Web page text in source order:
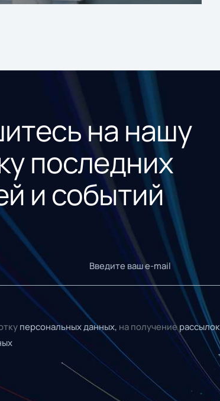
на нашу
последних
и событий
персональных данных, на получениерассылок